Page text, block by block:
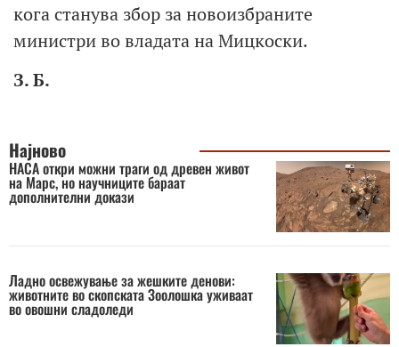
кога станува збор за новоизбраните
министри во владата на Мицкоски.
З. Б.
Најново
НАСА откри можни траги од древен живот
на Марс, но научниците бараат
дополнителни докази
Ладно освежување за жешките денови:
животните во скопската Зоолошка уживаат
во овошни сладоледи